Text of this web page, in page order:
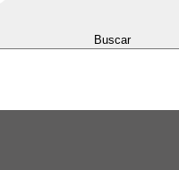
Buscar